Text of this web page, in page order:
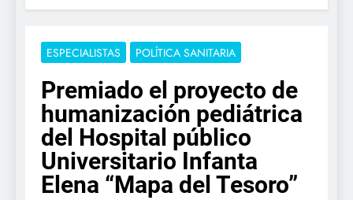
ESPECIALISTAS POLÍTICA SANITARIA
Premiado el proyecto de
humanización pediátrica
del Hospital público
Universitario Infanta
Elena “Mapa del Tesoro”